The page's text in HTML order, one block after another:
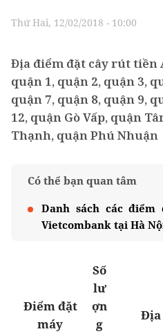
Thứ Hai, 12/02/2018 - 10:00
Địa điểm đặt cây rút tiền
quận 1, quận 2, quận 3,
quận 7, quận 8, quận 9,
12, quận Gò Vấp, quận
Thạnh, quận Phú Nhuận
Có thể bạn quan tâm
Danh sách các
Vietcombank tại Hà
Điểm đặt
máy
Số
lư
ợn
g
Địa